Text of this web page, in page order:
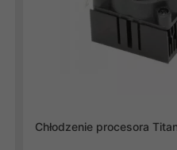
Chłodzenie procesora